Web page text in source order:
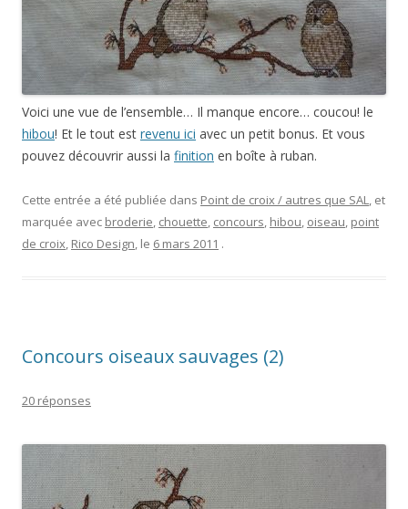
Voici une vue de l’ensemble… Il manque encore… coucou! le
hibou! Et le tout est revenu ici avec un petit bonus. Et vous
pouvez découvrir aussi la finition en boîte à ruban.
Cette entrée a été publiée dans Point de croix / autres que SAL, et
marquée avec broderie, chouette, concours, hibou, oiseau, point
de croix, Rico Design, le 6 mars 2011 .
Concours oiseaux sauvages (2)
20 réponses